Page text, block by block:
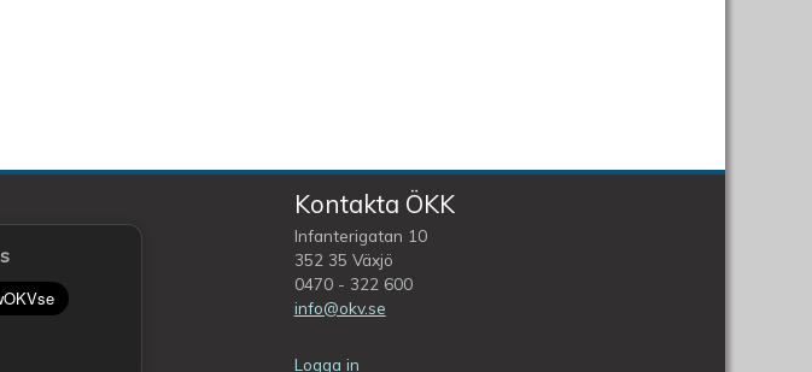
Kontakta ÖKK
Infanterigatan 10
352 35 Växjö
0470 - 322 600
info@okv.se
Logga in